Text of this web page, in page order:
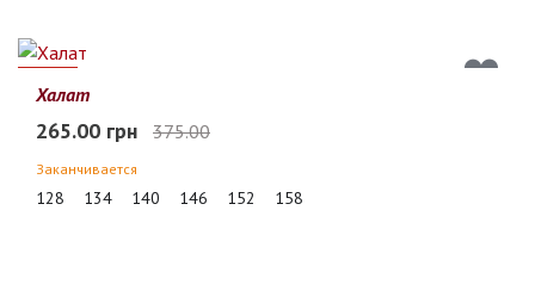
29%
Халат
265.00 грн 375.00
Заканчивается
128 134 140 146 152 158